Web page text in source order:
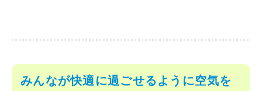
みんなが快適に過ごせるように空気を